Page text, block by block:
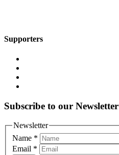
Supporters
Subscribe to our Newsletter
Newsletter
Name *
Email *